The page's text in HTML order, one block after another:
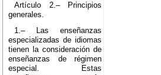
Artículo 2.– Principios
generales.
1.– Las enseñanzas
especializadas de idiomas
tienen la consideración de
enseñanzas de régimen
especial. Estas